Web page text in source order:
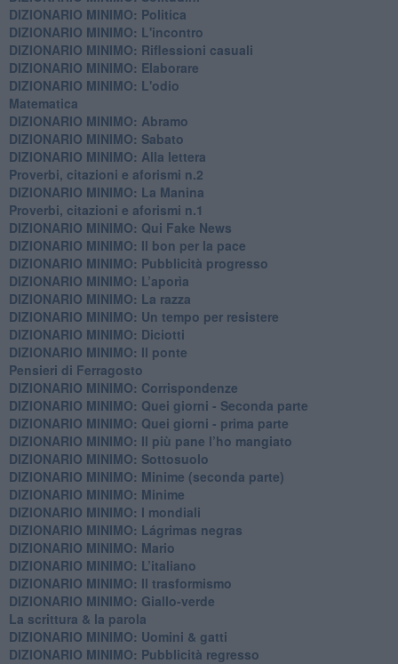
DIZIONARIO MINIMO: Politica
DIZIONARIO MINIMO: L'incontro
DIZIONARIO MINIMO: Riflessioni casuali
DIZIONARIO MINIMO: Elaborare
DIZIONARIO MINIMO: L'odio
​Matematica
DIZIONARIO MINIMO: Abramo
DIZIONARIO MINIMO: Sabato
​DIZIONARIO MINIMO: Alla lettera
Proverbi, citazioni e aforismi n.2
DIZIONARIO MINIMO: La Manina
​Proverbi, citazioni e aforismi n.1
DIZIONARIO MINIMO: Qui Fake News
DIZIONARIO MINIMO: ​Il bon per la pace
DIZIONARIO MINIMO: Pubblicità progresso
DIZIONARIO MINIMO: L’aporìa
DIZIONARIO MINIMO: La razza
DIZIONARIO MINIMO: Un tempo per resistere
DIZIONARIO MINIMO: Diciotti
DIZIONARIO MINIMO: Il ponte
Pensieri di Ferragosto
DIZIONARIO MINIMO: Corrispondenze
DIZIONARIO MINIMO: Quei giorni - Seconda parte
DIZIONARIO MINIMO: Quei giorni - prima parte
DIZIONARIO MINIMO: Il più pane l’ho mangiato
DIZIONARIO MINIMO: Sottosuolo
DIZIONARIO MINIMO: Minime (seconda parte)
DIZIONARIO MINIMO: Minime
DIZIONARIO MINIMO: ​I mondiali
DIZIONARIO MINIMO: ​Lágrimas negras
DIZIONARIO MINIMO: Mario
DIZIONARIO MINIMO: L’italiano
DIZIONARIO MINIMO: Il trasformismo
DIZIONARIO MINIMO: Giallo-verde
La scrittura & la parola
​DIZIONARIO MINIMO: Uomini & gatti
DIZIONARIO MINIMO: ​Pubblicità regresso